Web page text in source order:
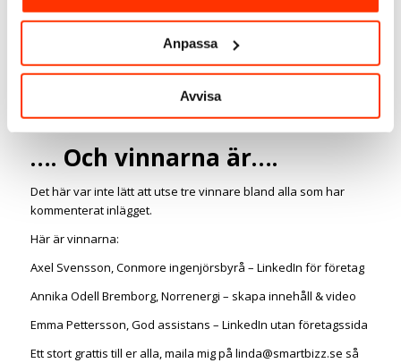
Anpassa
Avvisa
HÄMTA PDF
…. Och vinnarna är….
Det här var inte lätt att utse tre vinnare bland alla som har
kommenterat inlägget.
Här är vinnarna:
Axel Svensson, Conmore ingenjörsbyrå – LinkedIn för företag
Annika Odell Bremborg, Norrenergi – skapa innehåll & video
Emma Pettersson, God assistans – LinkedIn utan företagssida
Ett stort grattis till er alla, maila mig på linda@smartbizz.se så